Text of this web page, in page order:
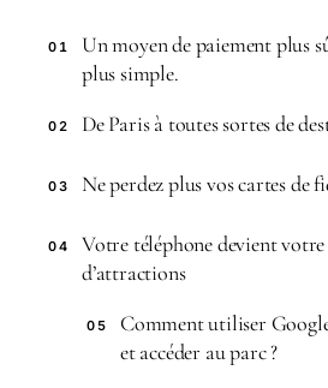
01
Un moyen de paiement plus
plus simple.
02 De Paris à toutes sortes de
03 Ne perdez plus vos cartes de
04
Votre téléphone devient
d’attractions
05
Comment utiliser
et accéder au parc ?